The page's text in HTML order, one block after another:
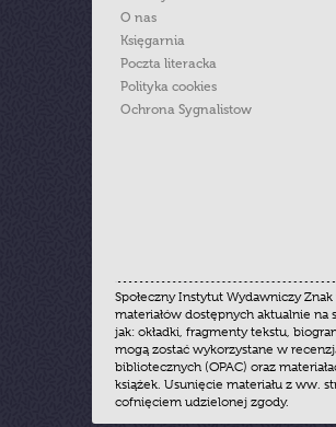
O nas
Księgarnia
Poczta literacka
Polityka cookies
Ochrona Sygnalistow
Społeczny Instytut Wydawniczy
materiałów dostępnych aktualnie
jak: okładki, fragmenty tekstu,
mogą zostać wykorzystane w
bibliotecznych (OPAC) oraz
książek. Usunięcie materiału z ww.
cofnięciem udzielonej zgody.